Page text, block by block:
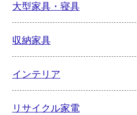
大型家具・寝具
収納家具
インテリア
リサイクル家電